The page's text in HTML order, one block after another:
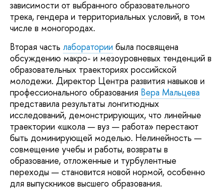
зависимости от выбранного образовательного
трека, гендера и территориальных условий, в том
числе в моногородах.
Вторая часть лаборатории была посвящена
обсуждению макро- и мезоуровневых тенденций в
образовательных траекториях российской
молодежи. Директор Центра развития навыков и
профессионального образования Вера Мальцева
представила результаты лонгитюдных
исследований, демонстрирующих, что линейные
траектории «школа — вуз — работа» перестают
быть доминирующей моделью. Нелинейность —
совмещение учебы и работы, возвраты в
образование, отложенные и турбулентные
переходы — становится новой нормой, особенно
для выпускников высшего образования.